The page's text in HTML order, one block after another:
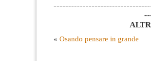
« Osando pensare in grande